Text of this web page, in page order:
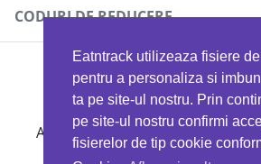
Eatntrack utilizeaza fisiere
pentru a personaliza si
ta pe site-ul nostru. Prin
pe site-ul nostru confirmi
fisierelor de tip cookie
Politica de confidențialitate
CODURI DE REDUCERE
Ai 40%reducere la orice
EATTRACK